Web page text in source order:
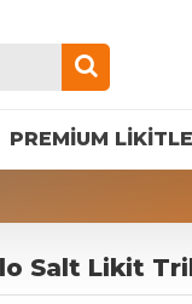
PREMIUM
Salt Likit